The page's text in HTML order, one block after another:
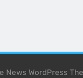
News WordPress